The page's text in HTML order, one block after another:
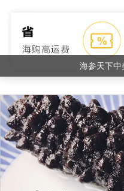
海参天下